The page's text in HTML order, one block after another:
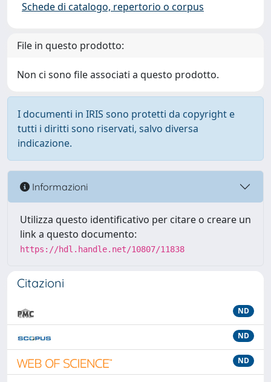
Schede di catalogo, repertorio o corpus
File in questo prodotto:
Non ci sono file associati a questo prodotto.
I documenti in IRIS sono protetti da copyright e
tutti i diritti sono riservati, salvo diversa
indicazione.
Informazioni
Utilizza questo identificativo per citare o creare un
link a questo documento:
https://hdl.handle.net/10807/11838
Citazioni
ND
ND
ND